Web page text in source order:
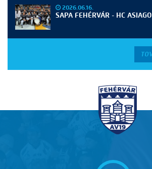
2026.06.16.
SAPA FEHÉRVÁR - HC ASIAGO